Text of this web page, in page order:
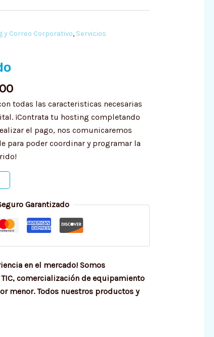
y Correo Corporativo, Servicios
is:
todas las caracteristicas necesarias
¡Contrata tu hosting completando
el pago, nos comunicaremos
para poder coordinar y programar la
Garantizado
en el mercado! Somos
comercialización de equipamiento
menor. Todos nuestros productos y